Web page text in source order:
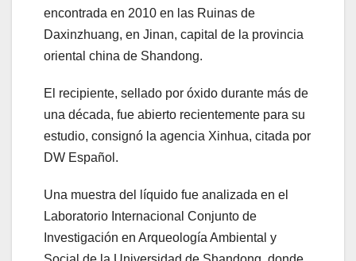
encontrada en 2010 en las Ruinas de
Daxinzhuang, en Jinan, capital de la provincia
oriental china de Shandong.
El recipiente, sellado por óxido durante más de
una década, fue abierto recientemente para su
estudio, consignó la agencia Xinhua, citada por
DW Español.
Una muestra del líquido fue analizada en el
Laboratorio Internacional Conjunto de
Investigación en Arqueología Ambiental y